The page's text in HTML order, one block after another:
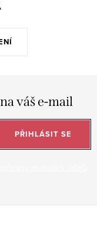
váš e-mail
PŘIHLÁSIT SE